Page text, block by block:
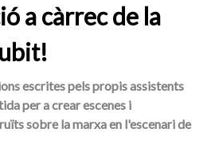
a càrrec de la
escrites pels propis assistents
per a crear escenes i
sobre la marxa en l'escenari de